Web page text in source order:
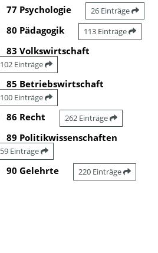
77 Psychologie 26 Einträge
80 Pädagogik 113 Einträge
83 Volkswirtschaft
102 Einträge
85 Betriebswirtschaft
100 Einträge
86 Recht 262 Einträge
89 Politikwissenschaften
59 Einträge
90 Gelehrte 220 Einträge